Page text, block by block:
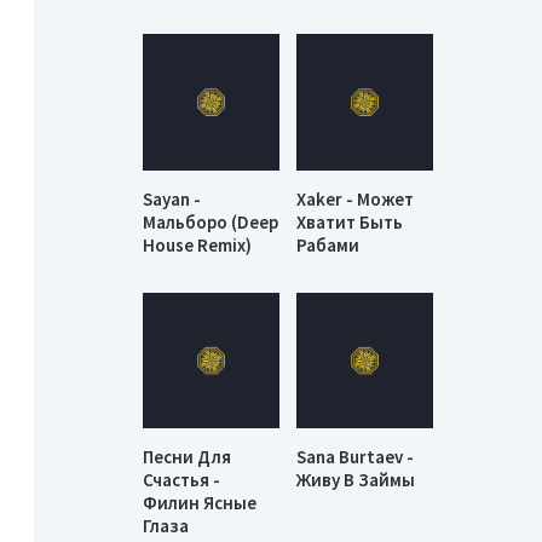
Sayan -
Мальборо (Deep
House Remix)
Xaker - Может
Хватит Быть
Рабами
Песни Для
Счастья -
Филин Ясные
Глаза
Sana Burtaev -
Живу В Займы